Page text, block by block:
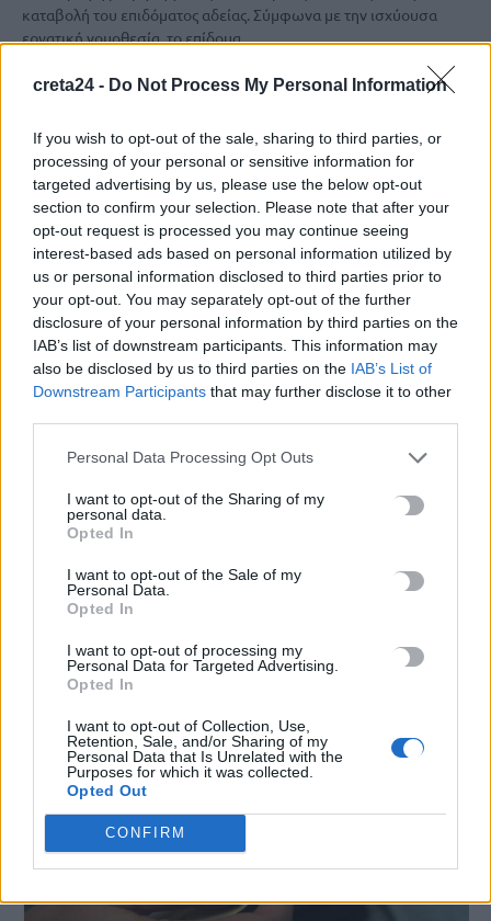
creta24 - Do Not Process My Personal Information
If you wish to opt-out of the sale, sharing to third parties, or
processing of your personal or sensitive information for
targeted advertising by us, please use the below opt-out
section to confirm your selection. Please note that after your
opt-out request is processed you may continue seeing
interest-based ads based on personal information utilized by
us or personal information disclosed to third parties prior to
your opt-out. You may separately opt-out of the further
disclosure of your personal information by third parties on the
IAB’s list of downstream participants. This information may
also be disclosed by us to third parties on the IAB’s List of
Downstream Participants that may further disclose it to other
Personal Data Processing Opt Outs
I want to opt-out of the Sharing of my
personal data.
Opted In
I want to opt-out of the Sale of my
Personal Data.
Opted In
I want to opt-out of processing my
Personal Data for Targeted Advertising.
Opted In
I want to opt-out of Collection, Use,
Retention, Sale, and/or Sharing of my
Personal Data that Is Unrelated with the
Purposes for which it was collected.
Opted Out
CONFIRM
καταβολή του επιδόματος αδείας. Σύμφωνα με την ισχύουσα
εργατική νομοθεσία, το επίδομα…
αύξηση του κατώτατου μισθού
Την καταβολή του επιδόματος αδείας αναμένουν οι εργαζόμενοι
του ιδιωτικού τομέα, προκειμένου να προγραμματίσουν τις
καλοκαιρινές τους διακοπές αλλά και…
Newsroom